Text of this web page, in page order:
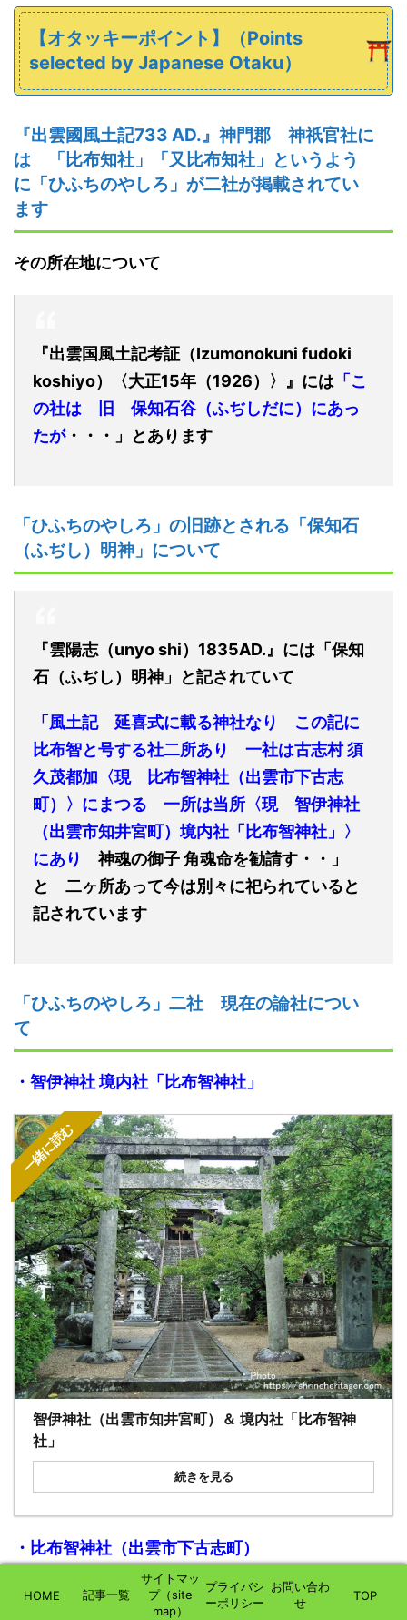
【オタッキーポイント】 （Points
selected by Japanese Otaku）
『出雲國風土記733 AD.』神門郡 神祇官社に
は 「比布知社」「又比布知社」というよう
に「ひふちのやしろ」が二社が掲載されてい
ます
その所在地について
『出雲国風土記考証（Izumonokuni fudoki
koshiyo）〈大正15年（1926）〉』には 「こ
の社は 旧 保知石谷（ふぢしだに）にあっ
たが・・・」とあります
「ひふちのやしろ」の旧跡とされる「保知石
（ふぢし）明神」について
『雲陽志 （unyo shi） 1835AD.』には 「保知
石（ふぢし）明神」と記されていて
「風土記 延喜式に載る神社なり この記に
比布智と号する社二所あり 一社は古志村 須
久茂都加〈現 比布智神社（出雲市下古志
町）〉にまつる 一所は当所〈現 智伊神社
（出雲市知井宮町）境内社「比布智神社」〉
にあり
神魂の御子 角魂命を勧請す・・」
と 二ヶ所あって今は別々に祀られていると
記されています
「ひふちのやしろ」二社 現在の論社につい
て
・ 智伊神社 境内社「比布智神社」
一緒に読む
智伊神社（出雲市知井宮町）＆ 境内社「比布智神
社」
続きを見る
・比布智神社（出雲市下古志町）
HOME 記事一覧
サイトマッ
プ（site
map）
プライバシ
ーポリシー
お問い合わ
せ
TOP